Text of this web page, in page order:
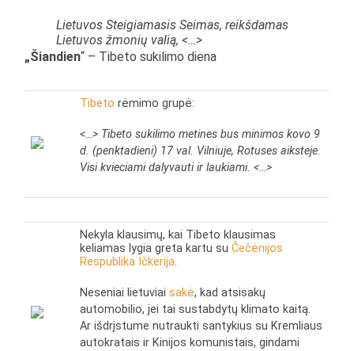
Lietuvos Steigiamasis Seimas, reikšdamas
Lietuvos žmonių valią, <…>
„Šiandien“ – Tibeto sukilimo diena
Tibeto rėmimo grupė:
<…> Tibeto sukilimo metines bus minimos kovo 9
d. (penktadieni) 17 val. Vilniuje, Rotuses aiksteje.
Visi kvieciami dalyvauti ir laukiami. <…>
Nekyla klausimų, kai Tibeto klausimas
keliamas lygia greta kartu suČečėnijos
Respublika Ičkerija.
Neseniai lietuviaisakė, kad atsisakų
automobilio, jei tai sustabdytų klimato kaitą.
Ar išdrįstume nutraukti santykius su Kremliaus
autokratais ir Kinijos komunistais, gindami